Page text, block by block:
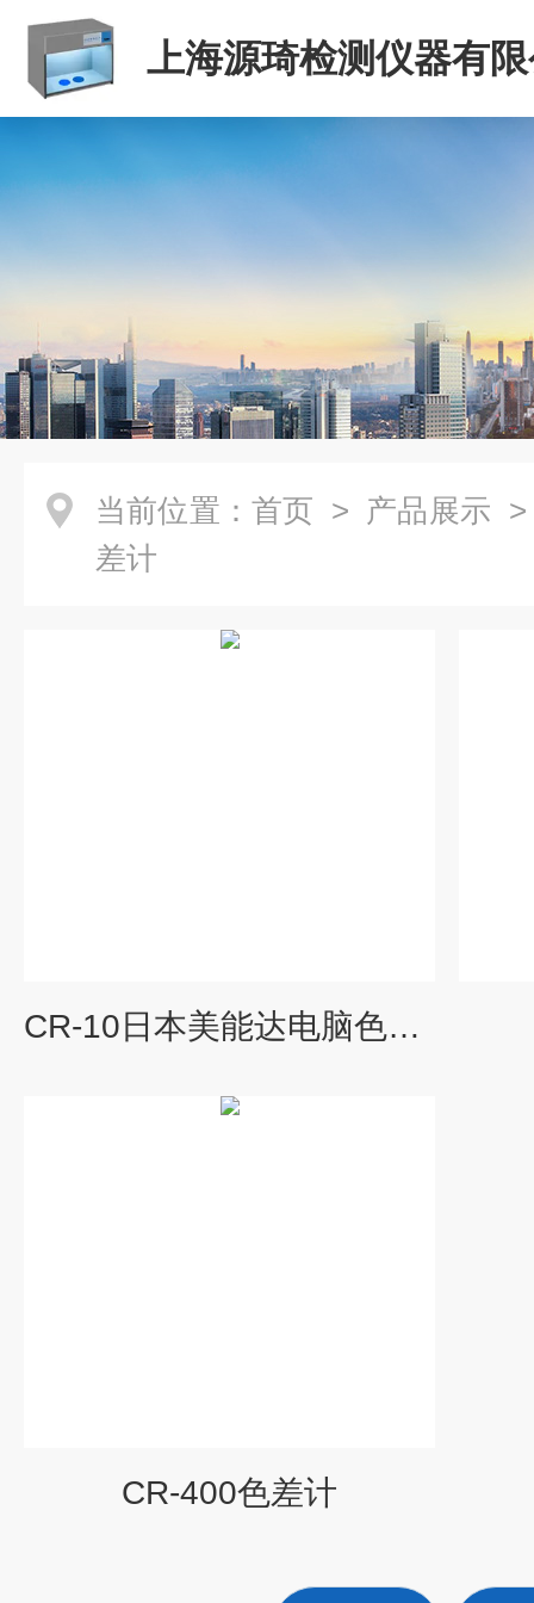
上海源琦检测仪器有
当前位置： 首页 > 产品展示
差计
CR-10日本美能达电脑色差计
CR-400色差计